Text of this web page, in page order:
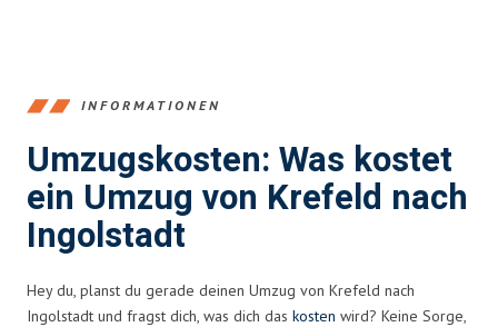
INFORMATIONEN
Umzugskosten: Was kostet
ein Umzug von Krefeld nach
Ingolstadt
Hey du, planst du gerade deinen Umzug von Krefeld nach
Ingolstadt und fragst dich, was dich das kosten wird? Keine Sorge,